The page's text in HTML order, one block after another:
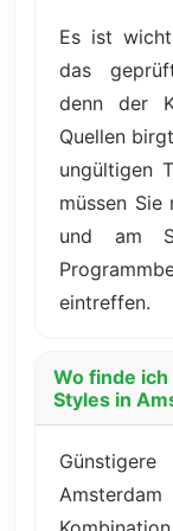
Es ist
das
denn der
Quellen
ungültigen
müssen
und am
eintreffen.
Wo finde
Styles in